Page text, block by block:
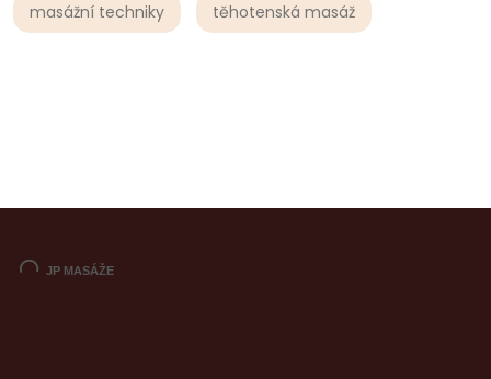
masážní techniky těhotenská masáž